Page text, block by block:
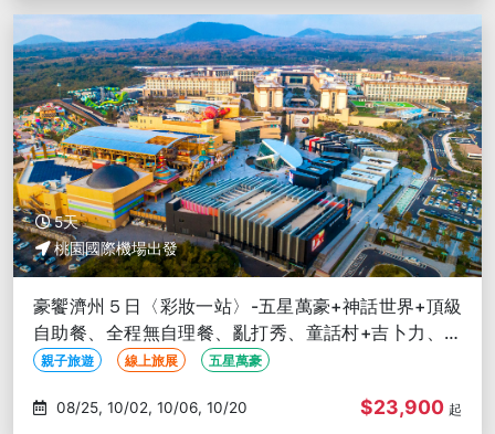
5天
桃園國際機場出發
豪饗濟州５日〈彩妝一站〉-五星萬豪+神話世界+頂級
自助餐、全程無自理餐、亂打秀、童話村+吉卜力、山
茶花之丘、森林小火車
親子旅遊 線上旅展 五星萬豪
08/25, 10/02, 10/06, 10/20 $23,900 起